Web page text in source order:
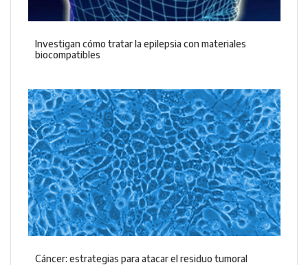
Investigan cómo tratar la epilepsia con materiales
biocompatibles
Cáncer: estrategias para atacar el residuo tumoral